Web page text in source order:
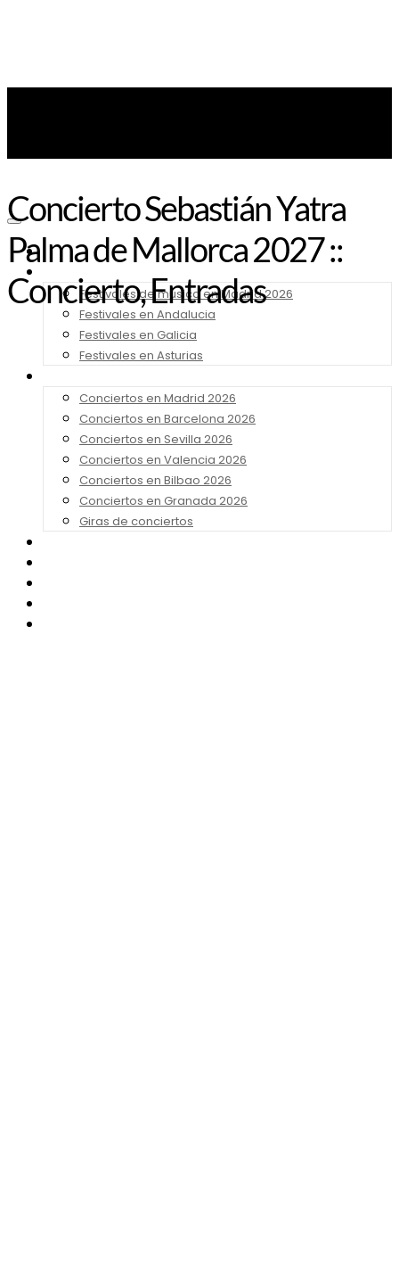
Noticias
Festivales de música en Madrid 2026
Festivales en Andalucia
Festivales en Galicia
Festivales en Asturias
Conciertos en Madrid 2026
Conciertos en Barcelona 2026
Conciertos en Sevilla 2026
Conciertos en Valencia 2026
Conciertos en Bilbao 2026
Conciertos en Granada 2026
Giras de conciertos
Concierto Sebastián Yatra
Palma de Mallorca 2027 ::
Concierto, Entradas